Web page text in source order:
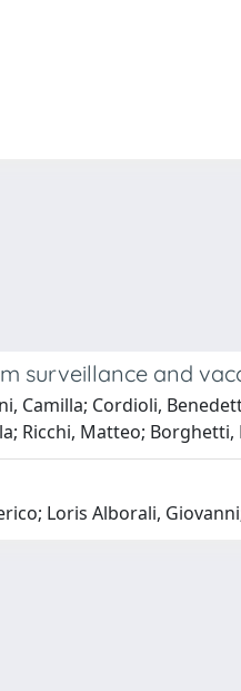
surveillance and
Camilla; Cordioli,
Ricchi, Matteo;
Loris Alborali,